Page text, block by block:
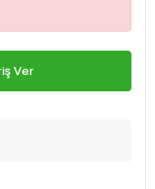
Ver